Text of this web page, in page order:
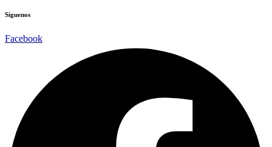
Siguenos
Facebook